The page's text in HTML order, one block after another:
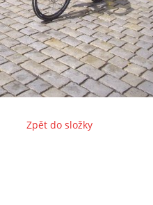
Zpět do složky